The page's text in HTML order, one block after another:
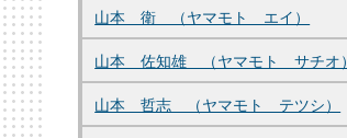
山本 衛 （ヤマモト エイ）
山本 佐知雄 （ヤマモト サチオ）
山本 哲志 （ヤマモト テツシ）